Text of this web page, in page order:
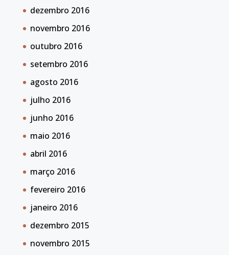
dezembro 2016
novembro 2016
outubro 2016
setembro 2016
agosto 2016
julho 2016
junho 2016
maio 2016
abril 2016
março 2016
fevereiro 2016
janeiro 2016
dezembro 2015
novembro 2015